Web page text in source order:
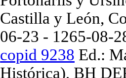
Castilla y León,
06-23 - 1265-08-
copid 9238 Ed.:
Histórica), BH